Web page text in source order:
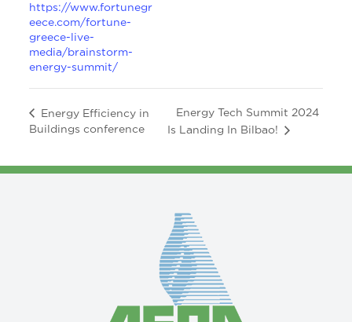
https://www.fortunegr
eece.com/fortune-
greece-live-
media/brainstorm-
energy-summit/
Energy Efficiency in
Buildings conference
Energy Tech Summit 2024
Is Landing In Bilbao!